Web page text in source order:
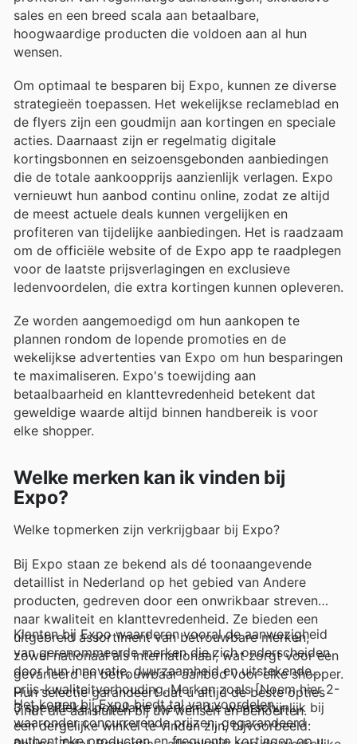
sales en een breed scala aan betaalbare,
hoogwaardige producten die voldoen aan al hun
wensen.
Om optimaal te besparen bij Expo, kunnen ze diverse
strategieën toepassen. Het wekelijkse reclameblad en
de flyers zijn een goudmijn aan kortingen en speciale
acties. Daarnaast zijn er regelmatig digitale
kortingsbonnen en seizoensgebonden aanbiedingen
die de totale aankoopprijs aanzienlijk verlagen. Expo
vernieuwt hun aanbod continu online, zodat ze altijd
de meest actuele deals kunnen vergelijken en
profiteren van tijdelijke aanbiedingen. Het is raadzaam
om de officiële website of de Expo app te raadplegen
voor de laatste prijsverlagingen en exclusieve
ledenvoordelen, die extra kortingen kunnen opleveren.
Ze worden aangemoedigd om hun aankopen te
plannen rondom de lopende promoties en de
wekelijkse advertenties van Expo om hun besparingen
te maximaliseren. Expo's toewijding aan
betaalbaarheid en klanttevredenheid betekent dat
geweldige waarde altijd binnen handbereik is voor
elke shopper.
Welke merken kan ik vinden bij
Expo?
Welke topmerken zijn verkrijgbaar bij Expo?
Bij Expo staan ze bekend als dé toonaangevende
detaillist in Nederland op het gebied van Andere
producten, gedreven door een onwrikbaar streven
naar kwaliteit en klanttevredenheid. Ze bieden een
uitgebreid assortiment van betrouwbare merken,
zowel nationaal als internationaal, wat zorgt voor een
gevarieerd en betrouwbaar aanbod voor elke shopper.
Hun selectie garandeert dat u altijd de beste opties
vindt die aansluiten bij uw wensen en behoeften.
Klanten bij Expo waarderen vooral de aanwezigheid
van gerenommeerde merken die zich onderscheiden
door hun innovatie, duurzaamheid en uitstekende
prijs-kwaliteitverhouding. Merken zoals [Noem hier 2-
3 specifieke, populaire merken die waarschijnlijk bij
een dergelijke winkel te vinden zijn, bijvoorbeeld:
Het kopen bij Expo biedt tal van voordelen,
waaronder concurrerende prijzen, gegarandeerd
authentieke producten en frequente kortingen op uw